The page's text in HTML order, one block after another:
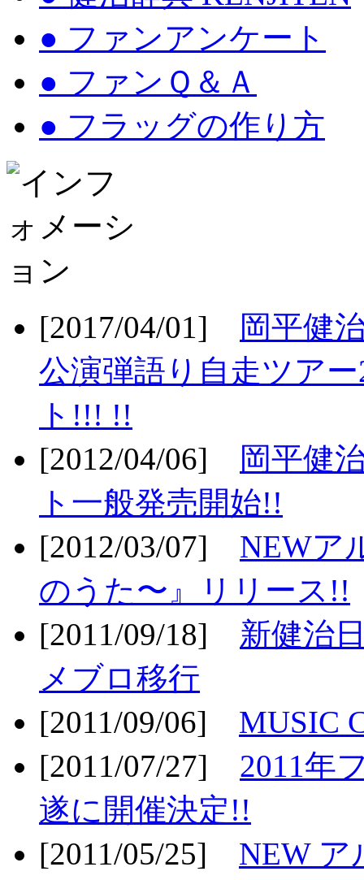
● ファンアンケート
● ファンＱ＆Ａ
● フラッグの作り方
[2017/04/01]
岡平健
公演弾語り自走ツア
ト!!! !!
[2012/04/06]
岡平健
ト一般発売開始!!
[2012/03/07] NEWア
のうた〜』リリース!!
[2011/09/18] 新健治
メブロ移行
[2011/09/06] MUSIC
[2011/07/27] 2011年
遂に開催決定!!
[2011/05/25] NEW